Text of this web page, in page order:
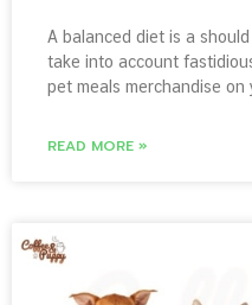
A balanced diet is a
take into account
pet meals merchandise on
READ MORE »